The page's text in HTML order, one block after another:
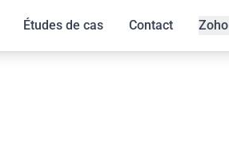
Études de cas Contact Zoho